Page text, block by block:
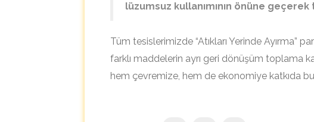
lüzumsuz kullanımının önüne
Tüm tesislerimizde “Atıkları Yerinde Ayırma”
farklı maddelerin ayrı geri dönüşüm toplama
hem çevremize, hem de ekonomiye katkıda